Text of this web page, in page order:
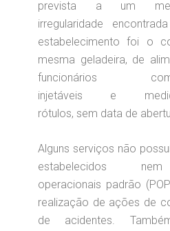
prevista a um
irregularidade
estabelecimento foi o
mesma geladeira, de
funcionários
injetáveis e
rótulos, sem data de
Alguns serviços não
estabelecidos
operacionais padrão
realização de ações de
de acidentes.